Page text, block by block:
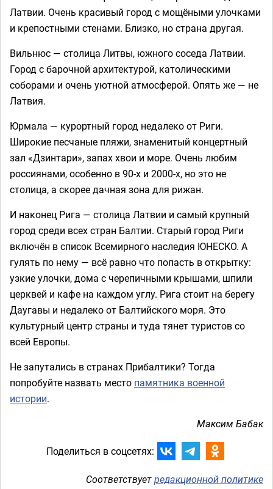
Латвии. Очень красивый город с мощёными улочками
и крепостными стенами. Близко, но страна другая.
Вильнюс — столица Литвы, южного соседа Латвии.
Город с барочной архитектурой, католическими
соборами и очень уютной атмосферой. Опять же — не
Латвия.
Юрмала — курортный город недалеко от Риги.
Широкие песчаные пляжи, знаменитый концертный
зал «Дзинтари», запах хвои и море. Очень любим
россиянами, особенно в 90-х и 2000-х, но это не
столица, а скорее дачная зона для рижан.
И наконец Рига — столица Латвии и самый крупный
город среди всех стран Балтии. Старый город Риги
включён в список Всемирного наследия ЮНЕСКО. А
гулять по нему — всё равно что попасть в открытку:
узкие улочки, дома с черепичными крышами, шпили
церквей и кафе на каждом углу. Рига стоит на берегу
Даугавы и недалеко от Балтийского моря. Это
культурный центр страны и туда тянет туристов со
всей Европы.
Не запутались в странах Прибалтики? Тогда
попробуйте назвать место памятника военной
истории.
Максим Бабак
Поделиться в соцсетях:
Соответствуетредакционной политике